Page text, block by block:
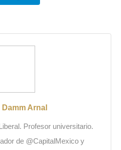
Arnal
Profesor universitario.
de @CapitalMexico y